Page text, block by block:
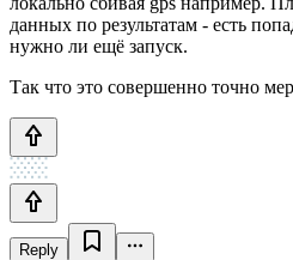
данных по результатам - есть
нужно ли ещё запуск.
Так что это совершенно точно
Reply